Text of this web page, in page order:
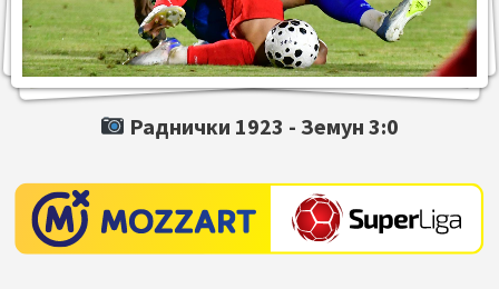
Раднички 1923 -Земун 3:0